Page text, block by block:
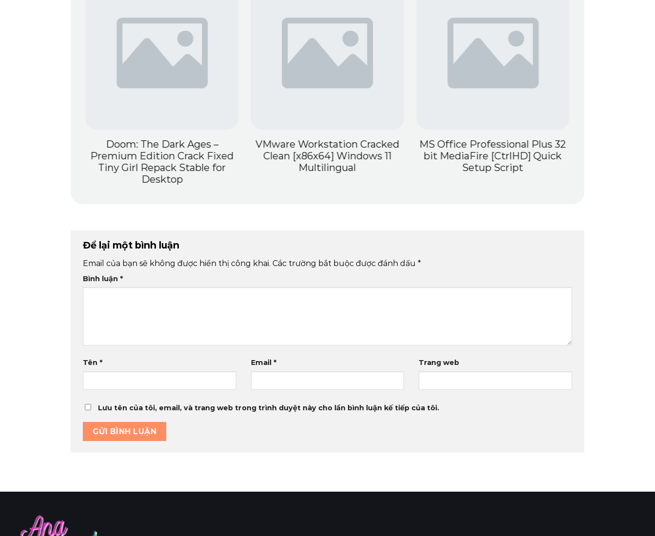
Doom: The Dark Ages –
Premium Edition Crack Fixed
Tiny Girl Repack Stable for
Desktop
VMware Workstation Cracked
Clean [x86x64] Windows 11
Multilingual
MS Office Professional Plus 32
bit MediaFire [CtrlHD] Quick
Setup Script
Để lại một bình luận
Email của bạn sẽ không được hiển thị công khai. Các trường bắt buộc được đánh dấu*
Bình luận*
Tên* Email * Trang web
Lưu tên của tôi, email, và trang web trong trình duyệt này cho lần bình luận kế tiếp của tôi.